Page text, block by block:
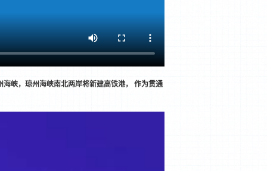
峡，琼州海峡南北两岸将新建高铁港， 作为贯通